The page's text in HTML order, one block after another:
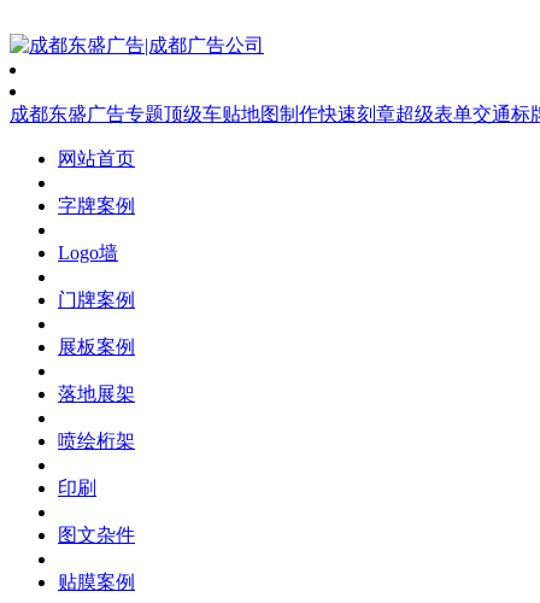
成都东盛广告专题顶级车贴地图制作快速刻章超级表单交通标
网站首页
字牌案例
Logo墙
门牌案例
展板案例
落地展架
喷绘桁架
印刷
图文杂件
贴膜案例